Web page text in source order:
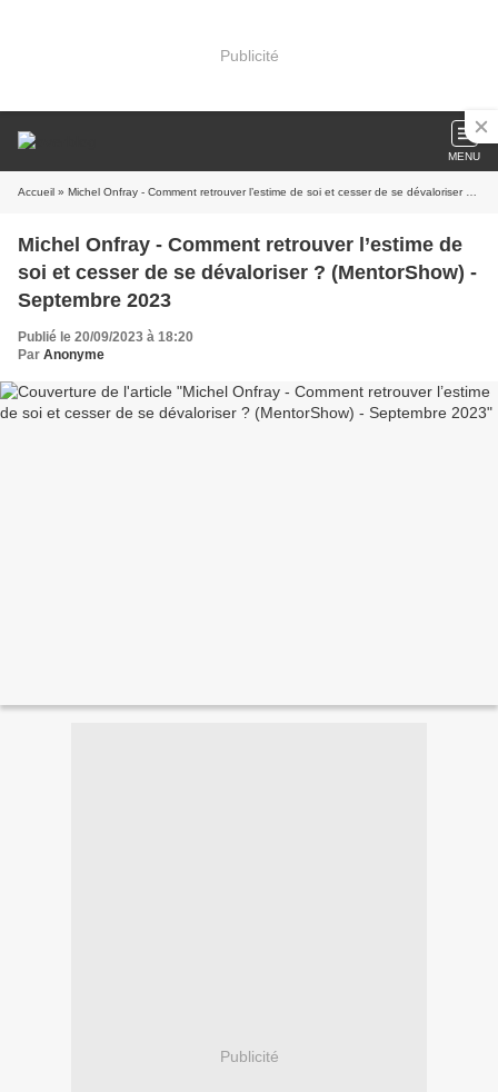
Publicité
MENU
Accueil » Michel Onfray - Comment retrouver l’estime de soi et cesser de se dévaloriser ? (MentorShow) - Septembre 2023
Michel Onfray - Comment retrouver l’estime de
soi et cesser de se dévaloriser ? (MentorShow) -
Septembre 2023
Publié le 20/09/2023 à 18:20
Par Anonyme
Publicité